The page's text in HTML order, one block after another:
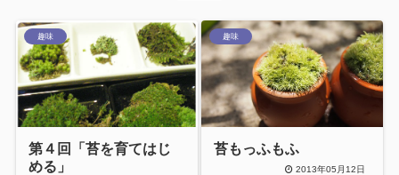
趣味
第４回「苔を育てはじ
める」
趣味
苔もっふもふ
2013年05月12日